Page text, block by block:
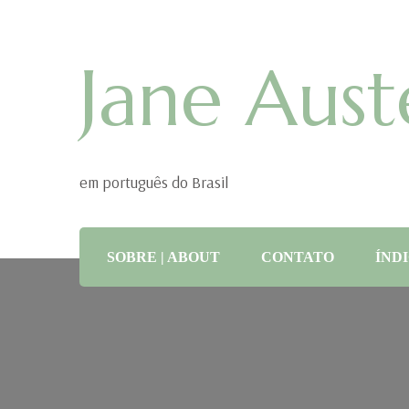
Jane
em português do Brasil
SOBRE | ABOUT CONTATO